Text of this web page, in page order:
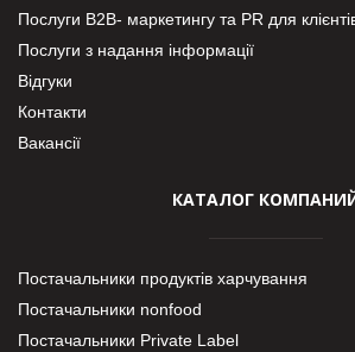
Послуги В2В- маркетингу та PR для
Послуги з надання інформації
Відгуки
Контакти
Вакансії
КАТАЛОГ
Постачальники продуктів харчування
Постачальники nonfood
Постачальники Private Label